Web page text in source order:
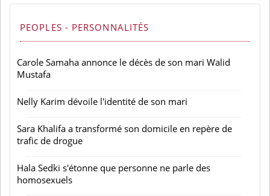
PEOPLES - PERSONNALITÉS
Carole Samaha annonce le décès de son mari Walid
Mustafa
Nelly Karim dévoile l'identité de son mari
Sara Khalifa a transformé son domicile en repère de
trafic de drogue
Hala Sedki s'étonne que personne ne parle des
homosexuels